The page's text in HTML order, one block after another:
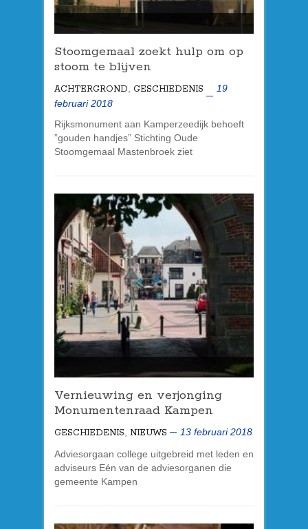
Stoomgemaal zoekt hulp om op
stoom te blijven
ACHTERGROND GESCHIEDENIS
19
februari 2018
Rijksmonument aan Kamperzeedijk behoeft
”gouden handjes” Stichting Oude
Stoomgemaal Mastenbroek ziet
Vernieuwing en verjonging
Monumentenraad Kampen
GESCHIEDENIS, NIEUWS
13 februari 2018
Adviesorgaan college uitgebreid met leden en
adviseurs Eén van de adviesorganen die
gemeente Kampen